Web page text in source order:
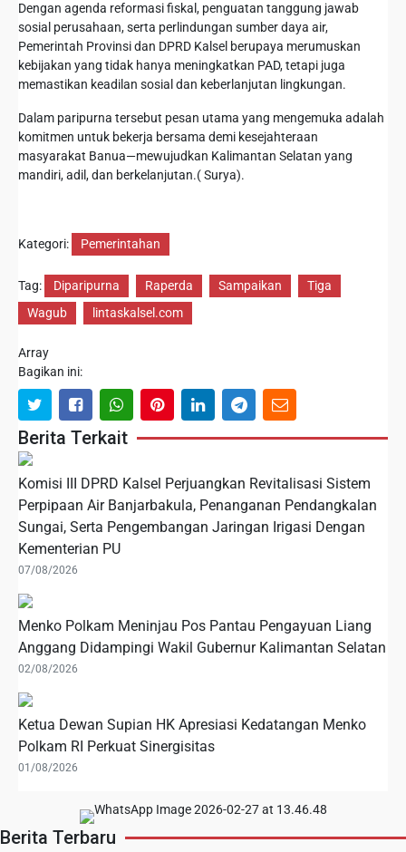
Dengan agenda reformasi fiskal, penguatan tanggung jawab
sosial perusahaan, serta perlindungan sumber daya air,
Pemerintah Provinsi dan DPRD Kalsel berupaya merumuskan
kebijakan yang tidak hanya meningkatkan PAD, tetapi juga
memastikan keadilan sosial dan keberlanjutan lingkungan.
Dalam paripurna tersebut pesan utama yang mengemuka adalah
komitmen untuk bekerja bersama demi kesejahteraan
masyarakat Banua—mewujudkan Kalimantan Selatan yang
mandiri, adil, dan berkelanjutan.( Surya).
Kategori: Pemerintahan
Tag: Diparipurna Raperda Sampaikan
Tiga
Wagub
lintaskalsel.com
Array
Bagikan ini:
Berita Terkait
Komisi III DPRD Kalsel Perjuangkan Revitalisasi Sistem
Perpipaan Air Banjarbakula, Penanganan Pendangkalan
Sungai, Serta Pengembangan Jaringan Irigasi Dengan
Kementerian PU
07/08/2026
Menko Polkam Meninjau Pos Pantau Pengayuan Liang
Anggang Didampingi Wakil Gubernur Kalimantan Selatan
02/08/2026
Ketua Dewan Supian HK Apresiasi Kedatangan Menko
Polkam RI Perkuat Sinergisitas
01/08/2026
Berita Terbaru